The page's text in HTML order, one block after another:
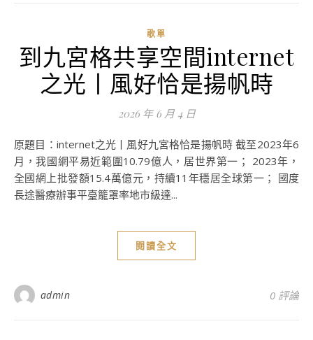
歌單
到九宮格共享空間internet
之光丨風好恰是揚帆時
2026 年 6 月 4 日
原題目：internet之光丨風好九宮格恰是揚帆時 截至2023年6
月，我國網平易近範圍10.79億人，居世界第一； 2023年，
全國網上批發額15.4萬億元，持續11年穩居全球第一； 國度
長途醫療辦事平臺籠罩率地市級達...
閱讀全文
admin 0 評論